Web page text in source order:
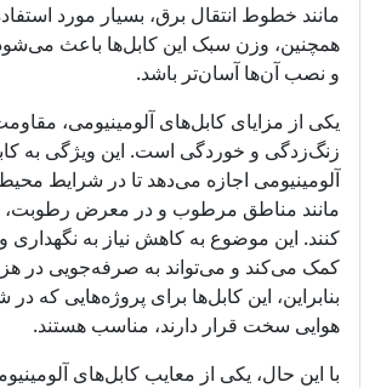
مانند خطوط انتقال برق، بسیار مورد
همچنین، وزن سبک این کابل‌ها باعث
و نصب آن‌ها آسان‌تر باشد.
یکی از مزایای کابل‌های آلومینیومی،
زنگ‌زدگی و خوردگی است. این ویژگی به
آلومینیومی اجازه می‌دهد تا در شرایط
مانند مناطق مرطوب و در معرض رطوبت،
کنند. این موضوع به کاهش نیاز به نگهداری
کمک می‌کند و می‌تواند به صرفه‌جویی در
بنابراین، این کابل‌ها برای پروژه‌هایی که
هوایی سخت قرار دارند، مناسب هستند.
با این حال، یکی از معایب کابل‌های